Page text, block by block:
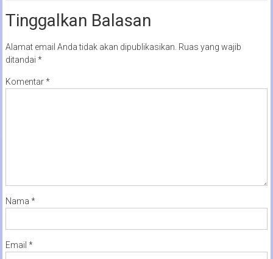
Tinggalkan Balasan
Alamat email Anda tidak akan dipublikasikan. Ruas yang wajib
ditandai *
Komentar*
Nama *
Email *